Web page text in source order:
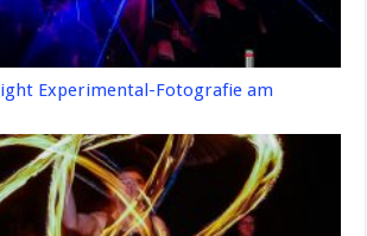
Experimental-Fotografie am